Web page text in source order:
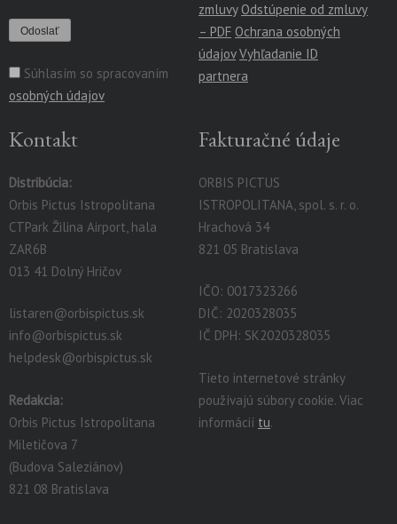
Súhlasím so spracovaním
osobných údajov
zmluvy Odstúpenie od zmluvy
– PDF Ochrana osobných
údajov Vyhľadanie ID
partnera
Kontakt
Distribúcia:
Orbis Pictus Istropolitana
CTPark Žilina Airport, hala
ZAR6B
013 41 Dolný Hričov
listaren@orbispictus.sk
info@orbispictus.sk
helpdesk@orbispictus.sk
Redakcia:
Orbis Pictus Istropolitana
Miletičova 7
(Budova Saleziánov)
821 08 Bratislava
Fakturačné údaje
ORBIS PICTUS
ISTROPOLITANA, spol. s. r. o.
Hrachová 34
821 05 Bratislava
IČO: 0017323266
DIČ: 2020328035
IČ DPH: SK2020328035
Tieto internetové stránky
používajú súbory cookie. Viac
informácií tu.